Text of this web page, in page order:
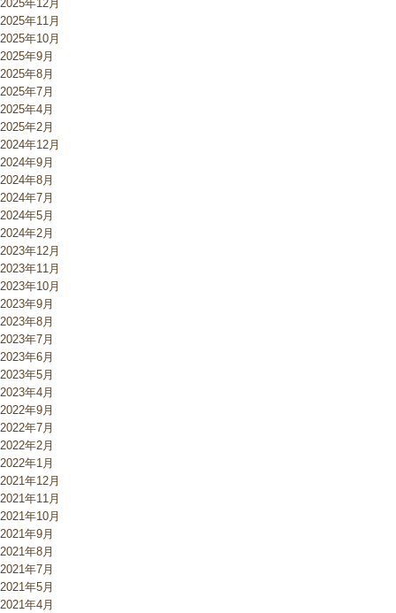
2025年12月
2025年11月
2025年10月
2025年9月
2025年8月
2025年7月
2025年4月
2025年2月
2024年12月
2024年9月
2024年8月
2024年7月
2024年5月
2024年2月
2023年12月
2023年11月
2023年10月
2023年9月
2023年8月
2023年7月
2023年6月
2023年5月
2023年4月
2022年9月
2022年7月
2022年2月
2022年1月
2021年12月
2021年11月
2021年10月
2021年9月
2021年8月
2021年7月
2021年5月
2021年4月